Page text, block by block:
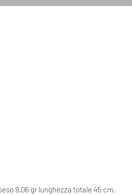
9,06 gr lunghezza totale 45 cm,